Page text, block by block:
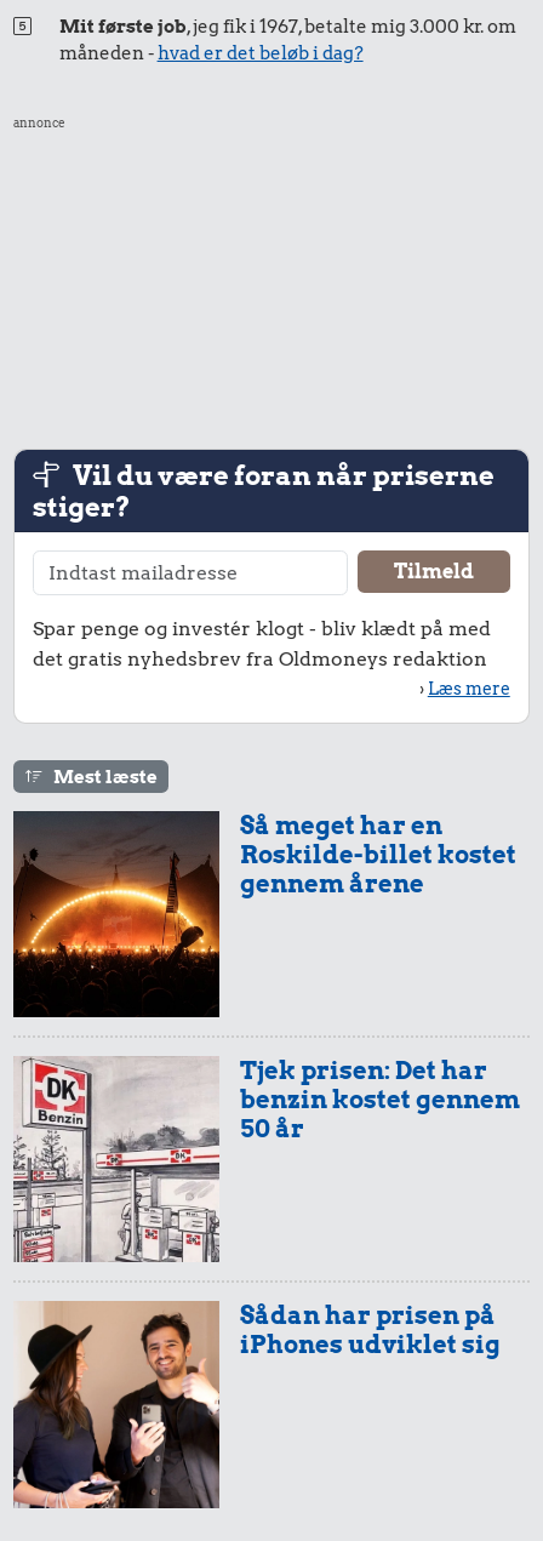
Is
24 kr.
Hotdog
29 kr.
Avis
38 kr.
100 g garn
2.688 kr.
21 kr.
200 g smør
269 kr.
Taxatur,
Hovedbanegården-
Lufthavnen
0,84 kr.
Mit første job, jeg fik i 1967, betalte mig 3.000 kr. om
måneden -hvad er det beløb i dag?
annonce
Vil du være foran når priserne
stiger?
Spar penge og investér klogt - bliv klædt på med
det gratis nyhedsbrev fra Oldmoneys redaktion
› Læs mere
Mest læste
Så meget har en
Roskilde-billet kostet
gennem årene
Tjek prisen: Det har
benzin kostet gennem
50 år
Sådan har prisen på
iPhones udviklet sig